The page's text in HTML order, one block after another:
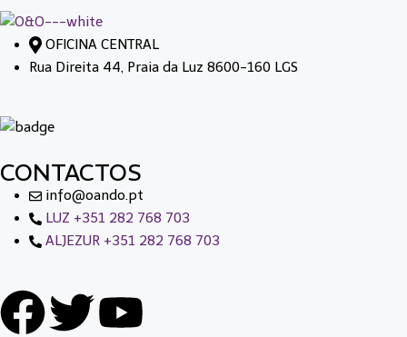
OFICINA CENTRAL
Rua Direita 44, Praia da Luz 8600-160 LGS
CONTACTOS
info@oando.pt
LUZ +351 282 768 703
ALJEZUR +351 282 768 703